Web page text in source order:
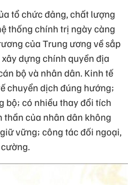
tổ chức đảng, chất lượng
thống chính trị ngày càng
của Trung ương về sắp
dựng chính quyền địa
bộ và nhân dân. Kinh tế
chuyển dịch đúng hướng;
bộ; có nhiều thay đổi tích
thần của nhân dân không
vững; công tác đối ngoại,